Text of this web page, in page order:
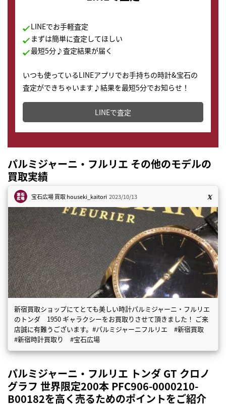
LINEでお手軽査定
まずは簡単に査定してほしい
最短5分♪査定結果が届く
いつも使っているLINEアプリでお手持ちの時計&宝石の
査定ができちゃいます♪結果を最短5分でお知らせ！
どこからでもすぐに査定金額を知ることが出来ます。
LINEで査定
パルミジャーニ・フルリエ その他のモデルの
買取実績
宝石広場 買取houseki_kaitori 2023/10/13
新宿買取ショップにてとても美しい時計パルミジャーニ・フルリエ
のトンダ 1950 ギャラクシーをお買取りさせて頂きました！ ご来
店誠に有難うございます。#パルミジャーニフルリエ #新宿買取
#新宿時計買取り #宝石広場
パルミジャーニ・フルリエ トンダ GT クロノ
グラフ 世界限定200本 PFC906-0000210-
B00182を高く売るためのポイントをご紹介